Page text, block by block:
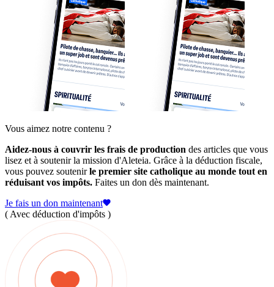
Vous aimez notre contenu ?
Aidez-nous à couvrir les frais de production des articles que vous
lisez et à soutenir la mission d'Aleteia. Grâce à la déduction fiscale,
vous pouvez soutenirle premier site catholique au monde tout en
réduisant vos impôts. Faites un don dès maintenant.
Je fais un don maintenant
( Avec déduction d'impôts )